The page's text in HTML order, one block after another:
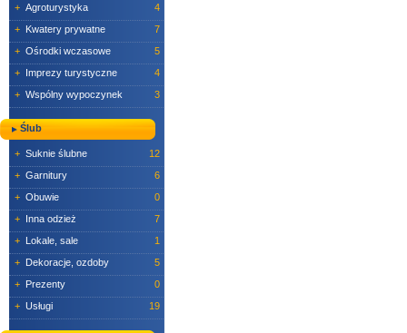
+ Agroturystyka
4
+ Kwatery prywatne
7
+ Ośrodki wczasowe
5
+ Imprezy turystyczne
4
+ Wspólny wypoczynek 3
Ślub
+ Suknie ślubne
12
+ Garnitury
6
+ Obuwie
0
+ Inna odzież
7
+ Lokale, sale
1
+ Dekoracje, ozdoby
5
+ Prezenty
0
+ Usługi 19